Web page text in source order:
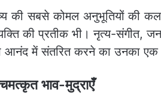
की सबसे कोमल अनुभूतियों की
की प्रतीक भी। नृत्य-संगीत,
में संतरित करने का उनका एक
भाव-मुद्राएँ